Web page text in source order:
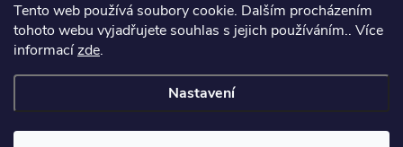
Tento web používá soubory cookie. Dalším procházením
tohoto webu vyjadřujete souhlas s jejich používáním.. Více
informacízde.
Nastavení
OBCHODNÍ PODMÍNKY
GDPR
nastavení cookies